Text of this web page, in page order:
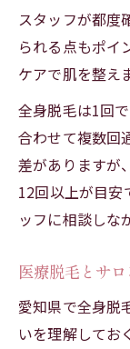
スタッフが都度
られる点もポイ
ケアで肌を整え
全身脱毛は1回
合わせて複数回
差がありますが
12回以上が目安
ッフに相談しな
医療脱毛とサ
愛知県で全身脱
いを理解してお